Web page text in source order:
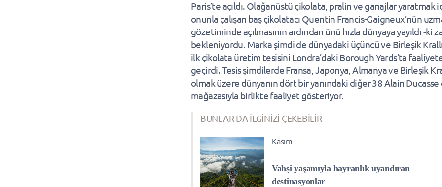
Paris’te açıldı. Olağanüstü çikolata, pralin ve ganajlar yaratmak
onunla çalışan baş çikolatacı Quentin Francis-Gaigneux’nün
gözetiminde açılmasının ardından ünü hızla dünyaya yayıldı -ki
bekleniyordu. Marka şimdi de dünyadaki üçüncü ve Birleşik
ilk çikolata üretim tesisini Londra’daki Borough Yards’ta
geçirdi. Tesis şimdilerde Fransa, Japonya, Almanya ve Birleşik
olmak üzere dünyanın dört bir yanındaki diğer 38 Alain
mağazasıyla birlikte faaliyet gösteriyor.
BUNLAR DA İLGİNİZİ ÇEKEBİLİR
Kasım
Vahşi yaşamıyla hayranlık uyandıran
destinasyonlar